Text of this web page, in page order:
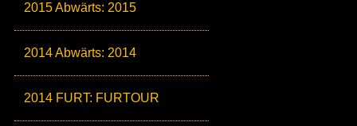
2015 Abwärts: 2015
2014 Abwärts: 2014
2014 FURT: FURTOUR